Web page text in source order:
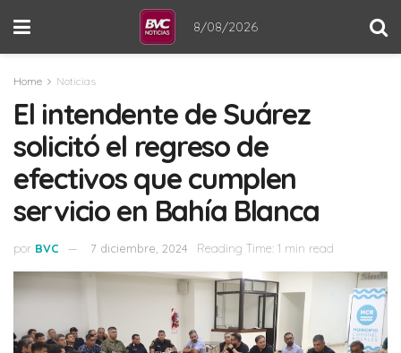
8/08/2026
Home Noticias
El intendente de Suárez
solicitó el regreso de
efectivos que cumplen
servicio en Bahía Blanca
por BVC 7 diciembre, 2024 Reading Time: 1 min read